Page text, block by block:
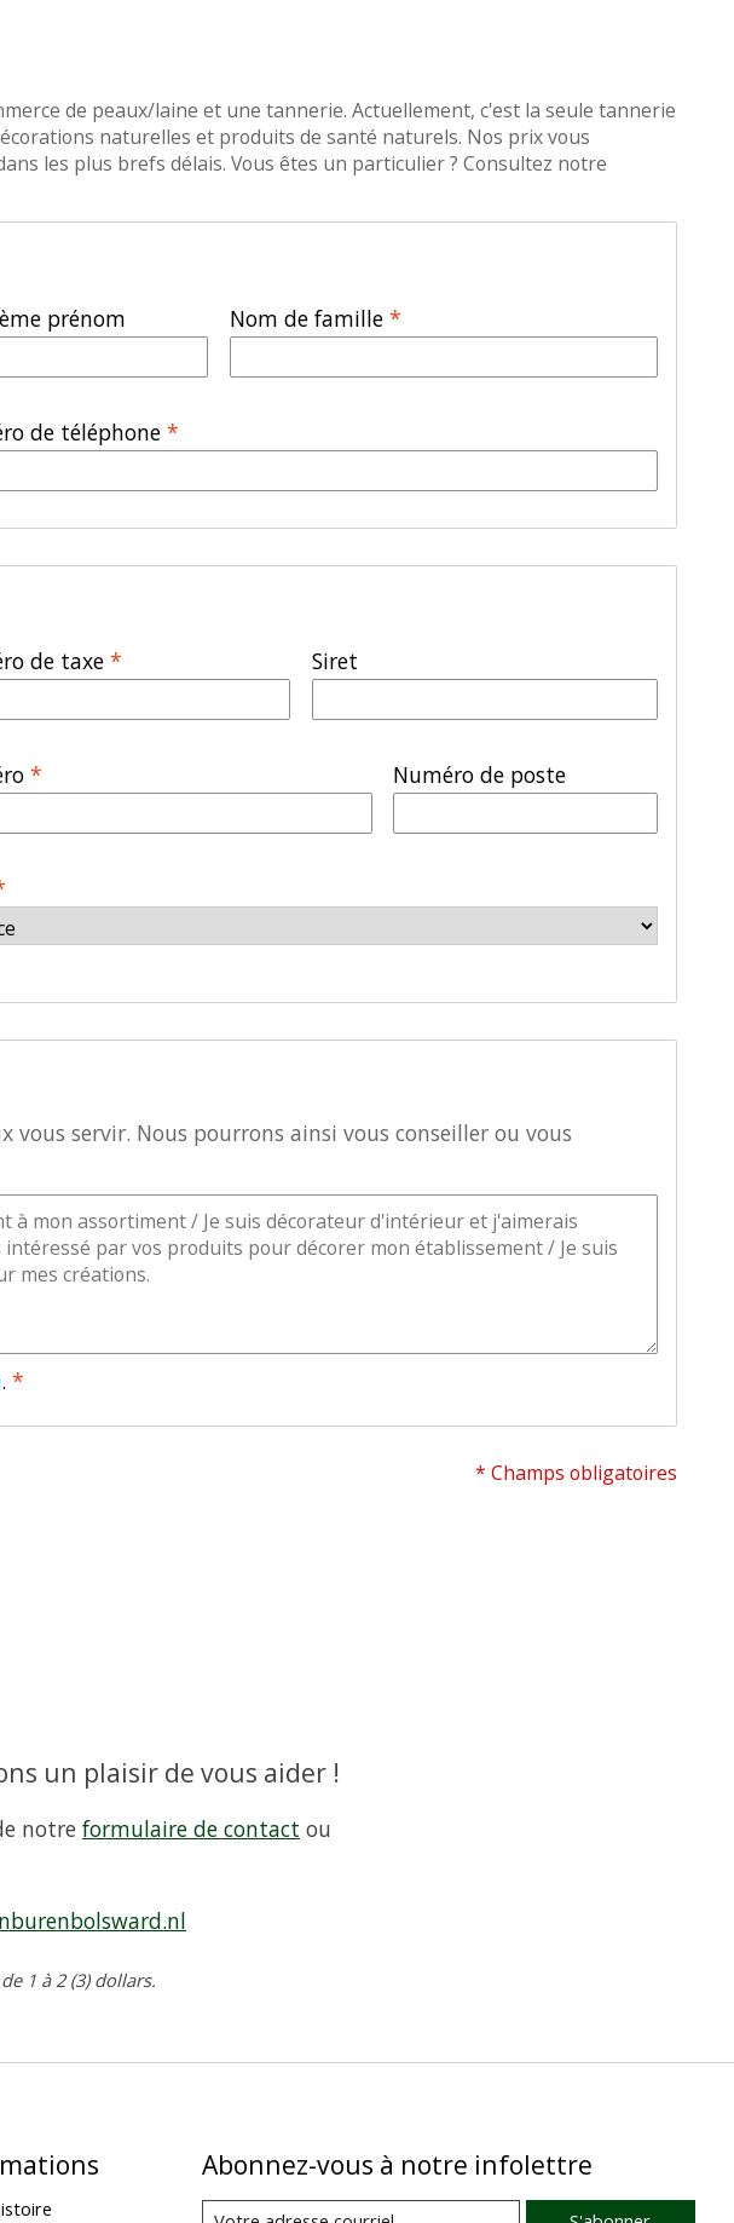
de peaux/laine et une tannerie. Actuellement, c'est la seule tannerie
naturelles et produits de santé naturels. Nos prix vous
les plus brefs délais. Vous êtes un particulier ? Consultez notre
prénom Nom de famille *
de téléphone*
de taxe* Siret
* Numéro de poste
servir. Nous pourrons ainsi vous conseiller ou vous
. *
* Champs obligatoires
un plaisir de vous aider !
notre formulaire de contact ou
1 à 2 (3) dollars.
Abonnez-vous à notre infolettre